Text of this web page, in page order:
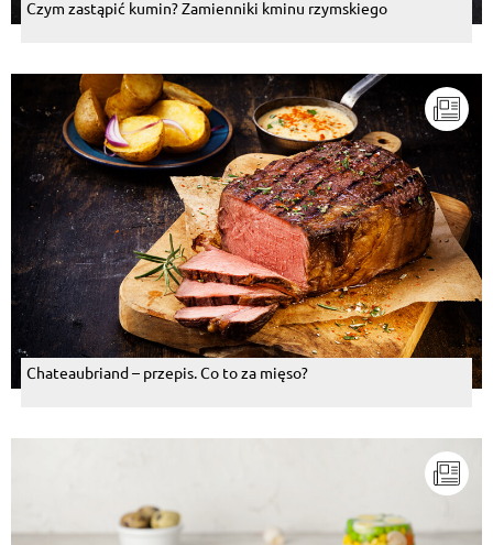
Iwona Gorol , 09.06.2016
Odpowiedz
Lucyna Kotnis, 09.06.2016
cudo i niebo w gebie!!!!!
Odpowiedz
Asia Majnusz-Marcinek, 09.06.2016
ja lubię grillowaną z boczkiem i kiszoną kapustą <3
Odpowiedz
Alina Przeszlakiewicz, 09.06.2016
Jeżeli kaszanka to tylko w takiej formie-pycha!!!
cebulką i lubczykiem.... <3 <3 <3
Odpowiedz
Czym zastąpić kumin? Zamienniki kminu rzymskiego
Chateaubriand – przepis. Co to za mięso?